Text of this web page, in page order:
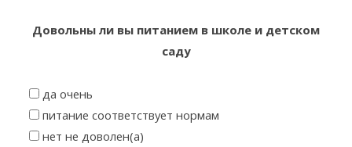
Довольны ли вы питанием в школе и детском
саду
да очень
питание соответствует нормам
нет не доволен(а)